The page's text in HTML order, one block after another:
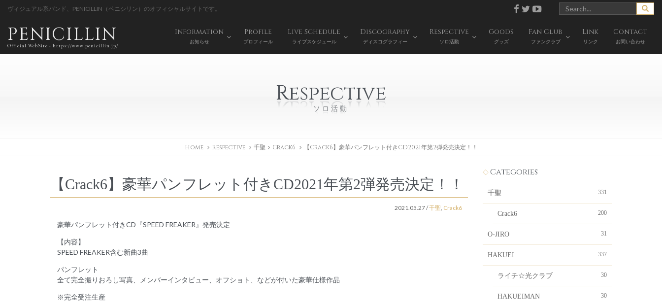
ヴィジュアル系バンド、PENICILLIN（ペニシリン）のオフィシャルサイトです。
PENICILLIN
Official WebSite - https://www.penicillin.jp/
Information
お知らせ
Profile
プロフィール
Live Schedule
ライブスケジュール
Discography
ディスコグラフィー
Respective
ソロ活動
Goods
グッズ
Fan Club
ファンクラブ
Link
リンク
Contact
お問い合わせ
Respective
ソロ活動
Home Respective 千聖 Crack6 【Crack6】豪華パンフレット付きCD2021年第2弾発売決定！！
【Crack6】豪華パンフレット付きCD2021年第2弾発売決定！！
2021.05.27/千聖, Crack6
豪華パンフレット付きCD『SPEED FREAKER』発売決定
【内容】
SPEED FREAKER含む新曲3曲
パンフレット
全て完全撮りおろし写真、メンバーインタビュー、オフショト、などが付いた豪華仕様作品
※完全受注生産
Categories
千聖 331
Crack6 200
O-JIRO 31
HAKUEI 337
ライチ☆光クラブ 30
HAKUEIMAN 30